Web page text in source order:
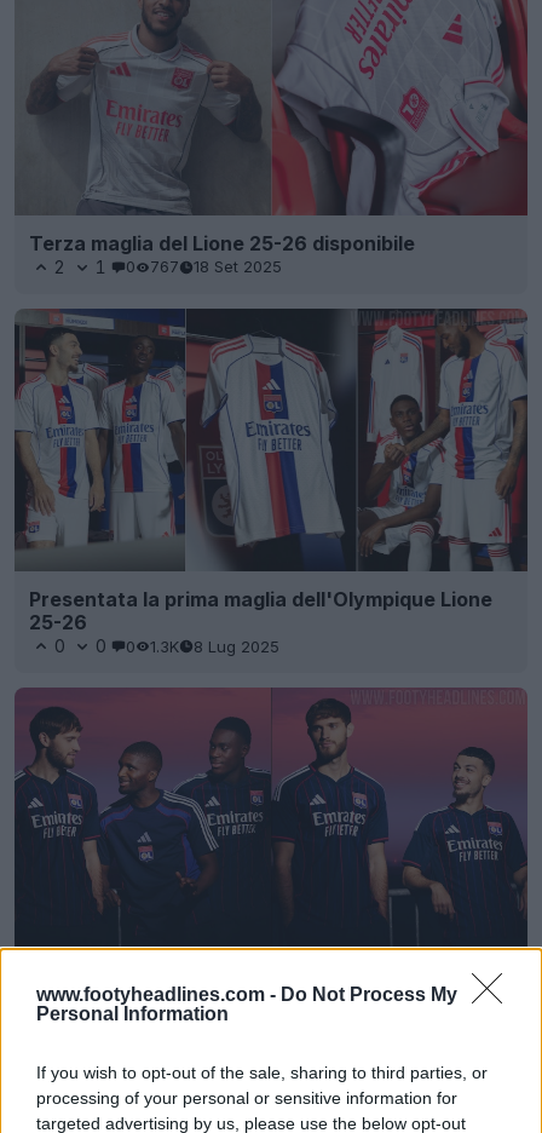
www.footyheadlines.com - Do Not Process My
Personal Information
If you wish to opt-out of the sale, sharing to third parties, or
processing of your personal or sensitive information for
targeted advertising by us, please use the below opt-out
Terza maglia del Lione 25-26 disponibile
2 1 0 767 18 Set 2025
Presentata la prima maglia dell'Olympique Lione
25-26
0 0 0 1.3K 8 Lug 2025
Svelata la seconda maglia dell'Olympique Lione
25-26
UFFICIALE 0 0 0